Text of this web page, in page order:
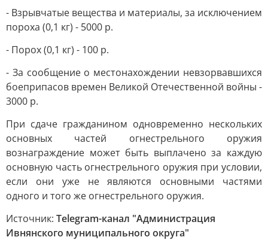
- Взрывчатые вещества и материалы, за исключением
пороха (0,1 кг) - 5000 р.
- Порох (0,1 кг) - 100 р.
- За сообщение о местонахождении невзорвавшихся
боеприпасов времен Великой Отечественной войны -
3000 р.
При сдаче гражданином одновременно нескольких
основных частей огнестрельного оружия
вознаграждение может быть выплачено за каждую
основную часть огнестрельного оружия при условии,
если они уже не являются основными частями
одного и того же огнестрельного оружия.
Источник: Telegram-канал "Администрация
Ивнянского муниципального округа"